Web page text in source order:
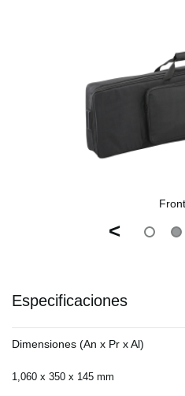
<
Especificaciones
Dimensiones (An x Pr x Al)
1,060 x 350 x 145 mm